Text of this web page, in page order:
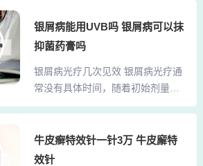
凯林瑞二楼，水韵城斜对面的市区
道馆，环境优雅，为学员们提供了
武学校以培养具有扎实武术基础和
良好品德的学生为目标，注...
宿迁ktv一般都是包间消费，价格根
据包间大小，和ktv档次不同，正常
像也有近千元的。2、清籁、超越神
话 、丽晶国际、英皇国际、名豪翡
翠皇宫这些都是属于高档的卡座式K
这还是指小包。要是要量贩式的，
就到工人路上，有好几家。也便
银屑病能用UVB吗 银屑病可以抹
抑菌药膏吗
银屑病光疗几次见效 银屑病光疗通
常没有具体时间，随着初始剂量的
逐渐递增而时间逐渐延长。早期通
0.5-0.7MED，每周3-5次，根据红
斑反应可递增10%-20%前次剂量，
牛皮癣特效针一针3万 牛皮廨特
效针